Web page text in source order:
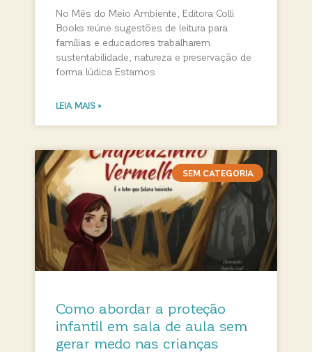
No Mês do Meio Ambiente, Editora Colli
Books reúne sugestões de leitura para
famílias e educadores trabalharem
sustentabilidade, natureza e preservação de
forma lúdica Estamos
LEIA MAIS »
SEM CATEGORIA
Como abordar a proteção
infantil em sala de aula sem
gerar medo nas crianças